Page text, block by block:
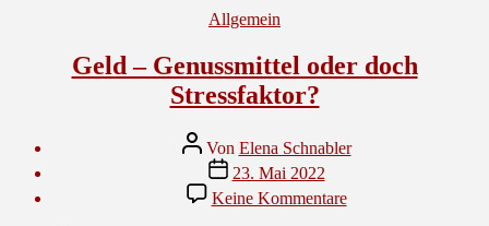
Kategorien
Allgemein
Geld – Genussmittel oder doch
Stressfaktor?
Beitragsautor
Von Elena Schnabler
Veröffentlichungsdatum
23. Mai 2022
Keine Kommentarezu
Geld